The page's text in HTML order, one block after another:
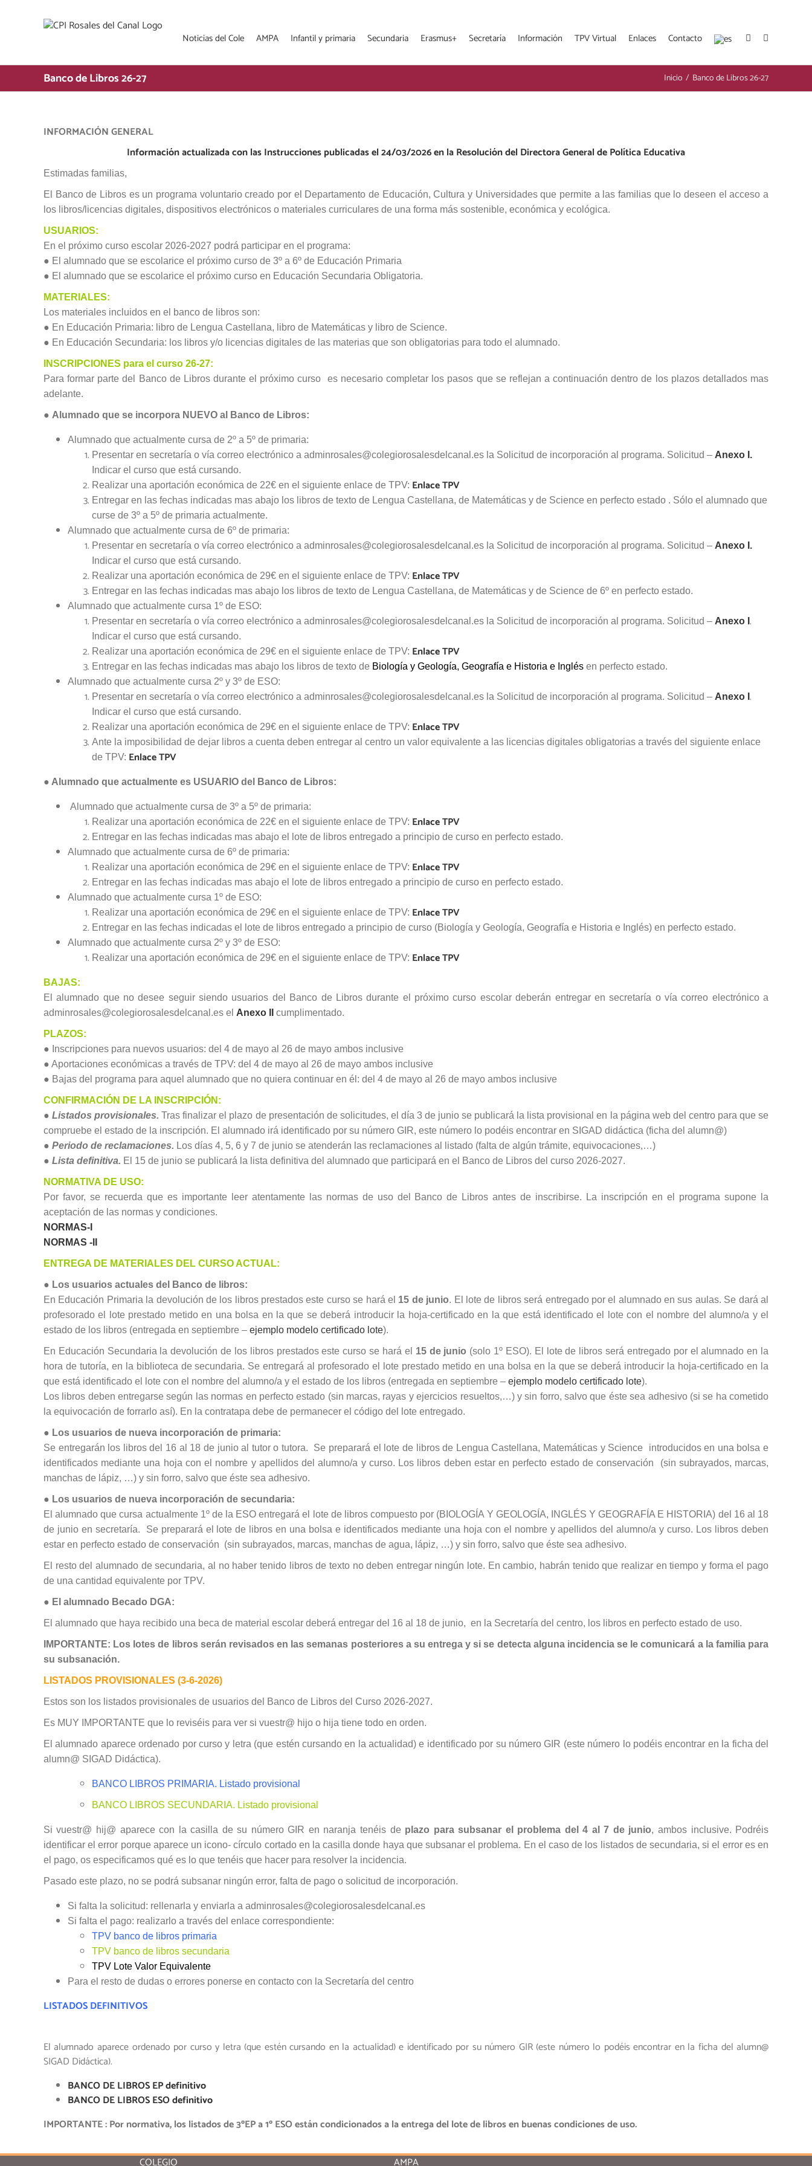
Noticias del Cole AMPA Infantil y primaria Secundaria Erasmus+ Secretaría Información TPV Virtual Enlaces Contacto
Banco de Libros 26-27 Inicio / Banco de Libros 26-27
INFORMACIÓN GENERAL
Información actualizada con las Instrucciones publicadas el 24/03/2026 en la Resolución del Directora General de Política Educativa
Estimadas familias,
El Banco de Libros es un programa voluntario creado por el Departamento de Educación, Cultura y Universidades que permite a las familias que lo deseen el acceso a
los libros/licencias digitales, dispositivos electrónicos o materiales curriculares de una forma más sostenible, económica y ecológica.
USUARIOS:
En el próximo curso escolar 2026-2027 podrá participar en el programa:
● El alumnado que se escolarice el próximo curso de 3º a 6º de Educación Primaria
● El alumnado que se escolarice el próximo curso en Educación Secundaria Obligatoria.
MATERIALES:
Los materiales incluidos en el banco de libros son:
● En Educación Primaria: libro de Lengua Castellana, libro de Matemáticas y libro de Science.
● En Educación Secundaria: los libros y/o licencias digitales de las materias que son obligatorias para todo el alumnado.
INSCRIPCIONES para el curso 26-27:
Para formar parte del Banco de Libros durante el próximo curso es necesario completar los pasos que se reflejan a continuación dentro de los plazos detallados mas
adelante.
● Alumnado que se incorpora NUEVO al Banco de Libros:
Alumnado que actualmente cursa de 2º a 5º de primaria:
Presentar en secretaría o vía correo electrónico a adminrosales@colegiorosalesdelcanal.es la Solicitud de incorporación al programa. Solicitud – Anexo I.
Indicar el curso que está cursando.
Realizar una aportación económica de 22€ en el siguiente enlace de TPV: Enlace TPV
Entregar en las fechas indicadas mas abajo los libros de texto de Lengua Castellana, de Matemáticas y de Science en perfecto estado . Sólo el alumnado que
curse de 3º a 5º de primaria actualmente.
Alumnado que actualmente cursa de 6º de primaria:
Presentar en secretaría o vía correo electrónico a adminrosales@colegiorosalesdelcanal.es la Solicitud de incorporación al programa. Solicitud – Anexo I.
Indicar el curso que está cursando.
Realizar una aportación económica de 29€ en el siguiente enlace de TPV: Enlace TPV
Entregar en las fechas indicadas mas abajo los libros de texto de Lengua Castellana, de Matemáticas y de Science de 6º en perfecto estado.
Alumnado que actualmente cursa 1º de ESO:
Presentar en secretaría o vía correo electrónico a adminrosales@colegiorosalesdelcanal.es la Solicitud de incorporación al programa. Solicitud – Anexo I .
Indicar el curso que está cursando.
Realizar una aportación económica de 29€ en el siguiente enlace de TPV: Enlace TPV
Entregar en las fechas indicadas mas abajo los libros de texto de Biología y Geología, Geografía e Historia e Inglésen perfecto estado.
Alumnado que actualmente cursa 2º y 3º de ESO:
Presentar en secretaría o vía correo electrónico a adminrosales@colegiorosalesdelcanal.es la Solicitud de incorporación al programa. Solicitud – Anexo I .
Indicar el curso que está cursando.
Realizar una aportación económica de 29€ en el siguiente enlace de TPV: Enlace TPV
Ante la imposibilidad de dejar libros a cuenta deben entregar al centro un valor equivalente a las licencias digitales obligatorias a través del siguiente enlace
de TPV: Enlace TPV
● Alumnado que actualmente es USUARIO del Banco de Libros:
Alumnado que actualmente cursa de 3º a 5º de primaria:
Realizar una aportación económica de 22€ en el siguiente enlace de TPV: Enlace TPV
Entregar en las fechas indicadas mas abajo el lote de libros entregado a principio de curso en perfecto estado.
Alumnado que actualmente cursa de 6º de primaria:
Realizar una aportación económica de 29€ en el siguiente enlace de TPV: Enlace TPV
Entregar en las fechas indicadas mas abajo el lote de libros entregado a principio de curso en perfecto estado.
Alumnado que actualmente cursa 1º de ESO:
Realizar una aportación económica de 29€ en el siguiente enlace de TPV: Enlace TPV
Entregar en las fechas indicadas el lote de libros entregado a principio de curso (Biología y Geología, Geografía e Historia e Inglés) en perfecto estado.
Alumnado que actualmente cursa 2º y 3º de ESO:
Realizar una aportación económica de 29€ en el siguiente enlace de TPV: Enlace TPV
BAJAS:
El alumnado que no desee seguir siendo usuarios del Banco de Libros durante el próximo curso escolar deberán entregar en secretaría o vía correo electrónico a
adminrosales@colegiorosalesdelcanal.es el Anexo II cumplimentado.
PLAZOS:
● Inscripciones para nuevos usuarios: del 4 de mayo al 26 de mayo ambos inclusive
● Aportaciones económicas a través de TPV: del 4 de mayo al 26 de mayo ambos inclusive
● Bajas del programa para aquel alumnado que no quiera continuar en él: del 4 de mayo al 26 de mayo ambos inclusive
CONFIRMACIÓN DE LA INSCRIPCIÓN:
●Listados provisionales. Tras finalizar el plazo de presentación de solicitudes, el día 3 de junio se publicará la lista provisional en la página web del centro para que se
compruebe el estado de la inscripción. El alumnado irá identificado por su número GIR, este número lo podéis encontrar en SIGAD didáctica (ficha del alumn@)
● Periodo de reclamaciones. Los días 4, 5, 6 y 7 de junio se atenderán las reclamaciones al listado (falta de algún trámite, equivocaciones,…)
● Lista definitiva. El 15 de junio se publicará la lista definitiva del alumnado que participará en el Banco de Libros del curso 2026-2027.
NORMATIVA DE USO:
Por favor, se recuerda que es importante leer atentamente las normas de uso del Banco de Libros antes de inscribirse. La inscripción en el programa supone la
aceptación de las normas y condiciones.
NORMAS-I
NORMAS -II
ENTREGA DE MATERIALES DEL CURSO ACTUAL:
● Los usuarios actuales del Banco de libros:
En Educación Primaria la devolución de los libros prestados este curso se hará el 15 de junio. El lote de libros será entregado por el alumnado en sus aulas. Se dará al
profesorado el lote prestado metido en una bolsa en la que se deberá introducir la hoja-certificado en la que está identificado el lote con el nombre del alumno/a y el
estado de los libros (entregada en septiembre – ejemplo modelo certificado lote).
En Educación Secundaria la devolución de los libros prestados este curso se hará el 15 de junio (solo 1º ESO). El lote de libros será entregado por el alumnado en la
hora de tutoría, en la biblioteca de secundaria. Se entregará al profesorado el lote prestado metido en una bolsa en la que se deberá introducir la hoja-certificado en la
que está identificado el lote con el nombre del alumno/a y el estado de los libros (entregada en septiembre – ejemplo modelo certificado lote).
Los libros deben entregarse según las normas en perfecto estado (sin marcas, rayas y ejercicios resueltos,…) y sin forro, salvo que éste sea adhesivo (si se ha cometido
la equivocación de forrarlo así). En la contratapa debe de permanecer el código del lote entregado.
● Los usuarios de nueva incorporación de primaria:
Se entregarán los libros del 16 al 18 de junio al tutor o tutora. Se preparará el lote de libros de Lengua Castellana, Matemáticas y Science introducidos en una bolsa e
identificados mediante una hoja con el nombre y apellidos del alumno/a y curso. Los libros deben estar en perfecto estado de conservación (sin subrayados, marcas,
manchas de lápiz, …) y sin forro, salvo que éste sea adhesivo.
● Los usuarios de nueva incorporación de secundaria:
El alumnado que cursa actualmente 1º de la ESO entregará el lote de libros compuesto por (BIOLOGÍA Y GEOLOGÍA, INGLÉS Y GEOGRAFÍA E HISTORIA) del 16 al 18
de junio en secretaría. Se preparará el lote de libros en una bolsa e identificados mediante una hoja con el nombre y apellidos del alumno/a y curso. Los libros deben
estar en perfecto estado de conservación (sin subrayados, marcas, manchas de agua, lápiz, …) y sin forro, salvo que éste sea adhesivo.
El resto del alumnado de secundaria, al no haber tenido libros de texto no deben entregar ningún lote. En cambio, habrán tenido que realizar en tiempo y forma el pago
de una cantidad equivalente por TPV.
● El alumnado Becado DGA:
El alumnado que haya recibido una beca de material escolar deberá entregar del 16 al 18 de junio, en la Secretaría del centro, los libros en perfecto estado de uso.
IMPORTANTE: Los lotes de libros serán revisados en las semanas posteriores a su entrega y si se detecta alguna incidencia se le comunicará a la familia para
su subsanación.
LISTADOS PROVISIONALES (3-6-2026)
Estos son los listados provisionales de usuarios del Banco de Libros del Curso 2026-2027.
Es MUY IMPORTANTE que lo reviséis para ver si vuestr@ hijo o hija tiene todo en orden.
El alumnado aparece ordenado por curso y letra (que estén cursando en la actualidad) e identificado por su número GIR (este número lo podéis encontrar en la ficha del
alumn@ SIGAD Didáctica).
BANCO LIBROS PRIMARIA. Listado provisional
BANCO LIBROS SECUNDARIA. Listado provisional
Si vuestr@ hij@ aparece con la casilla de su número GIR en naranja tenéis de plazo para subsanar el problema del 4 al 7 de junio, ambos inclusive. Podréis
identificar el error porque aparece un icono- círculo cortado en la casilla donde haya que subsanar el problema. En el caso de los listados de secundaria, si el error es en
el pago, os especificamos qué es lo que tenéis que hacer para resolver la incidencia.
Pasado este plazo, no se podrá subsanar ningún error, falta de pago o solicitud de incorporación.
Si falta la solicitud: rellenarla y enviarla a adminrosales@colegiorosalesdelcanal.es
Si falta el pago: realizarlo a través del enlace correspondiente:
TPV banco de libros primaria
TPV banco de libros secundaria
TPV Lote Valor Equivalente
Para el resto de dudas o errores ponerse en contacto con la Secretaría del centro
LISTADOS DEFINITIVOS
El alumnado aparece ordenado por curso y letra (que estén cursando en la actualidad) e identificado por su número GIR (este número lo podéis encontrar en la ficha del alumn@
SIGAD Didáctica).
BANCO DE LIBROS EP definitivo
BANCO DE LIBROS ESO definitivo
IMPORTANTE : Por normativa, los listados de 3ºEP a 1º ESO están condicionados a la entrega del lote de libros en buenas condiciones de uso.
COLEGIO AMPA